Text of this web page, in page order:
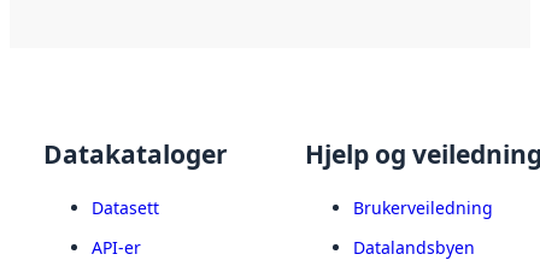
Datakataloger
Datasett
API-er
Hjelp og
Brukerveiledning
Datalandsbyen